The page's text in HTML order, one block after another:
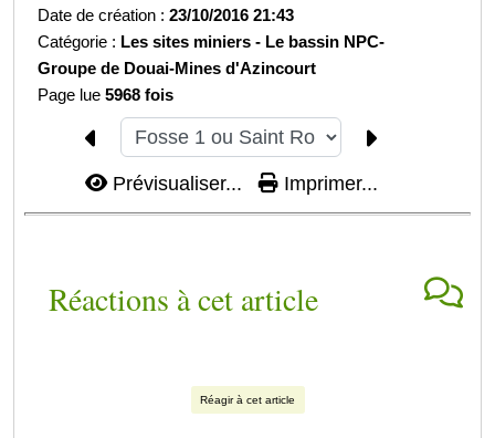
Date de création :23/10/2016 21:43
Catégorie : Les sites miniers - Le bassin NPC-
Groupe de Douai-Mines d'Azincourt
Page lue5968 fois
Prévisualiser... Imprimer...
Réactions à cet article
Réagir à cet article